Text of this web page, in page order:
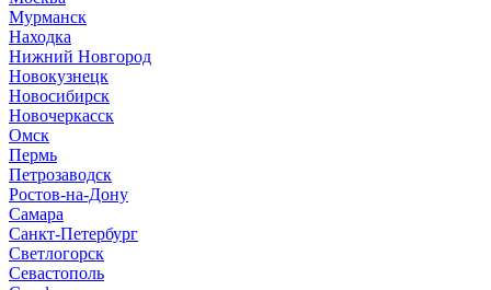
Мурманск
Находка
Нижний Новгород
Новокузнецк
Новосибирск
Новочеркасск
Омск
Пермь
Петрозаводск
Ростов-на-Дону
Самара
Санкт-Петербург
Светлогорск
Севастополь